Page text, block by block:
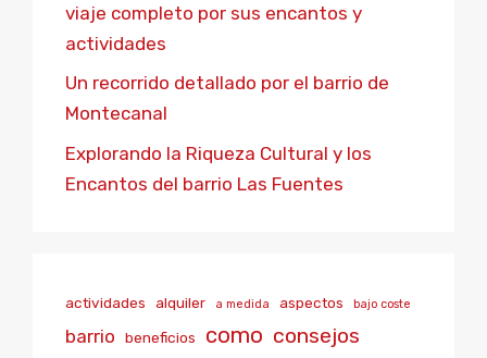
viaje completo por sus encantos y
actividades
Un recorrido detallado por el barrio de
Montecanal
Explorando la Riqueza Cultural y los
Encantos del barrio Las Fuentes
actividades alquiler a medida aspectos bajo coste
barrio beneficios como consejos